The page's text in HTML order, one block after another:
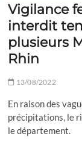
Vigilance
interdit
plusieurs
Rhin
13/08/2022
En raison des
précipitations, le
le département.